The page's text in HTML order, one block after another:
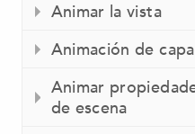
Animar la vista
Animación de
Animar
de escena